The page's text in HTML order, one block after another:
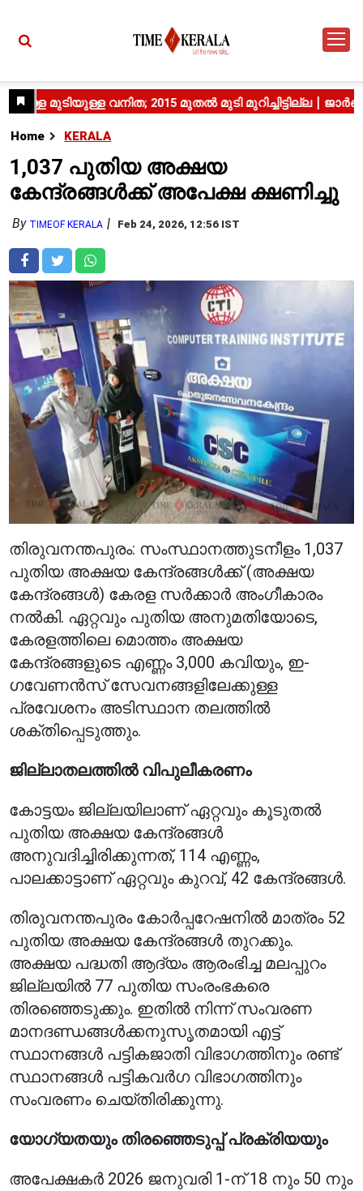
Home KERALA
1,037 പുതിയ അക്ഷയ
കേന്ദ്രങ്ങൾക്ക് അപേക്ഷ ക്ഷണിച്ചു
By TIMEOF KERALA Feb 24, 2026, 12:56 IST
തിരുവനന്തപുരം: സംസ്ഥാനത്തുടനീളം 1,037
പുതിയ അക്ഷയ കേന്ദ്രങ്ങൾക്ക് (അക്ഷയ
കേന്ദ്രങ്ങൾ) കേരള സർക്കാർ അംഗീകാരം
നൽകി. ഏറ്റവും പുതിയ അനുമതിയോടെ,
കേരളത്തിലെ മൊത്തം അക്ഷയ
കേന്ദ്രങ്ങളുടെ എണ്ണം 3,000 കവിയും, ഇ-
ഗവേണൻസ് സേവനങ്ങളിലേക്കുള്ള
പ്രവേശനം അടിസ്ഥാന തലത്തിൽ
ശക്തിപ്പെടുത്തും.
ജില്ലാതലത്തിൽ വിപുലീകരണം
കോട്ടയം ജില്ലയിലാണ് ഏറ്റവും കൂടുതൽ
പുതിയ അക്ഷയ കേന്ദ്രങ്ങൾ
അനുവദിച്ചിരിക്കുന്നത്, 114 എണ്ണം,
പാലക്കാട്ടാണ് ഏറ്റവും കുറവ്, 42 കേന്ദ്രങ്ങൾ.
തിരുവനന്തപുരം കോർപ്പറേഷനിൽ മാത്രം 52
പുതിയ അക്ഷയ കേന്ദ്രങ്ങൾ തുറക്കും.
അക്ഷയ പദ്ധതി ആദ്യം ആരംഭിച്ച മലപ്പുറം
ജില്ലയിൽ 77 പുതിയ സംരംഭകരെ
തിരഞ്ഞെടുക്കും. ഇതിൽ നിന്ന് സംവരണ
മാനദണ്ഡങ്ങൾക്കനുസൃതമായി എട്ട്
സ്ഥാനങ്ങൾ പട്ടികജാതി വിഭാഗത്തിനും രണ്ട്
സ്ഥാനങ്ങൾ പട്ടികവർഗ വിഭാഗത്തിനും
സംവരണം ചെയ്തിരിക്കുന്നു.
യോഗ്യതയും തിരഞ്ഞെടുപ്പ് പ്രക്രിയയും
അപേക്ഷകർ 2026 ജനുവരി 1-ന് 18 നും 50 നും